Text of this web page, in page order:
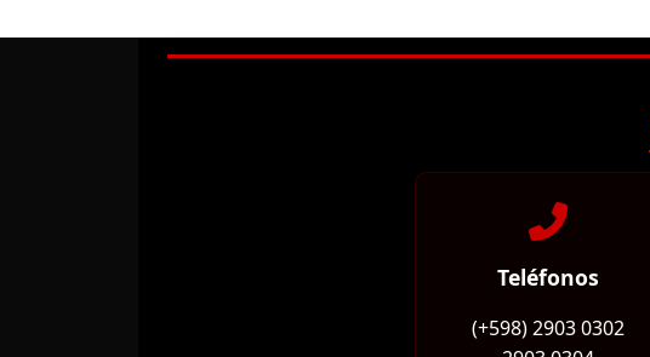
Teléfonos
(+598) 2903 0302